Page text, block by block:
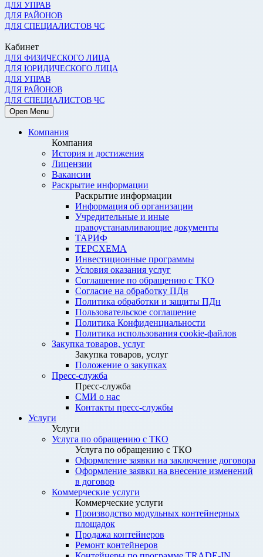
ДЛЯ УПРАВ
ДЛЯ РАЙОНОВ
ДЛЯ СПЕЦИАЛИСТОВ ЧС
Кабинет
ДЛЯ ФИЗИЧЕСКОГО ЛИЦА
ДЛЯ ЮРИДИЧЕСКОГО ЛИЦА
ДЛЯ УПРАВ
ДЛЯ РАЙОНОВ
ДЛЯ СПЕЦИАЛИСТОВ ЧС
Open Menu
Компания
Компания
История и достижения
Лицензии
Вакансии
Раскрытие информации
Раскрытие информации
Информация об организации
Учредительные и иные
правоустанавливающие документы
ТАРИФ
ТЕРСХЕМА
Инвестиционные программы
Условия оказания услуг
Соглашение по обращению с ТКО
Согласие на обработку ПДн
Политика обработки и защиты ПДн
Пользовательское соглашение
Политика Конфиденциальности
Политика использования cookie-файлов
Закупка товаров, услуг
Закупка товаров, услуг
Положение о закупках
Пресс-служба
Пресс-служба
СМИ о нас
Контакты пресс-службы
Услуги
Услуги
Услуга по обращению с ТКО
Услуга по обращению с ТКО
Оформление заявки на заключение договора
Оформление заявки на внесение изменений
в договор
Коммерческие услуги
Коммерческие услуги
Производство модульных контейнерных
площадок
Продажа контейнеров
Ремонт контейнеров